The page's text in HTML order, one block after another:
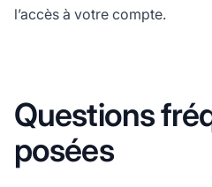
l’accès à votre compte.
Questions
posées